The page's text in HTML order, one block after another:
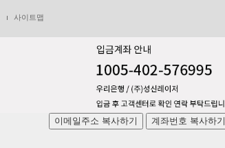
사이트맵
이메일주소 복사하기 계좌번호 복사하기